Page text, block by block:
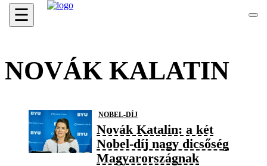
☰
NOVÁK KALATIN
NOBEL-DÍJ
Novák Katalin: a két
Nobel-díj nagy dicsőség
Magyarországnak